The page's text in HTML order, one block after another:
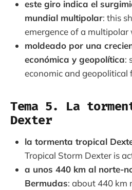
este giro indica el
mundial multipolar: this
emergence of a multipolar
moldeado por una
económica y geopolítica:
economic and
Tema 5. La
Dexter
la tormenta tropical
Tropical Storm Dexter is
a unos 440 km al norte-
Bermudas: about 440